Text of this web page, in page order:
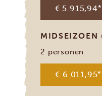
€ 5.915,94*
MIDSEIZOEN
2 personen
€ 6.011,95*